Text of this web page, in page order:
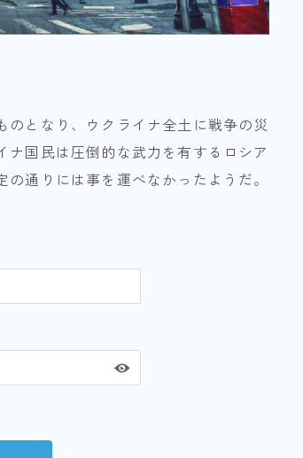
のとなり、ウクライナ全土に戦争の災
国民は圧倒的な武力を有するロシア
通りには事を運べなかったようだ。